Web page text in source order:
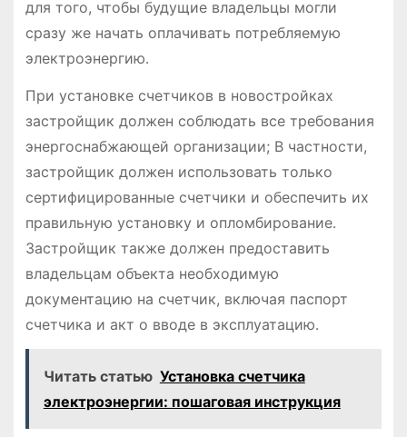
для того, чтобы будущие владельцы могли
сразу же начать оплачивать потребляемую
электроэнергию․
При установке счетчиков в новостройках
застройщик должен соблюдать все требования
энергоснабжающей организации; В частности,
застройщик должен использовать только
сертифицированные счетчики и обеспечить их
правильную установку и опломбирование․
Застройщик также должен предоставить
владельцам объекта необходимую
документацию на счетчик, включая паспорт
счетчика и акт о вводе в эксплуатацию․
Читать статью Установка счетчика
электроэнергии: пошаговая инструкция